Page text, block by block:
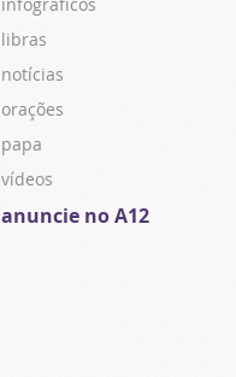
libras
notícias
orações
papa
vídeos
anuncie no A12